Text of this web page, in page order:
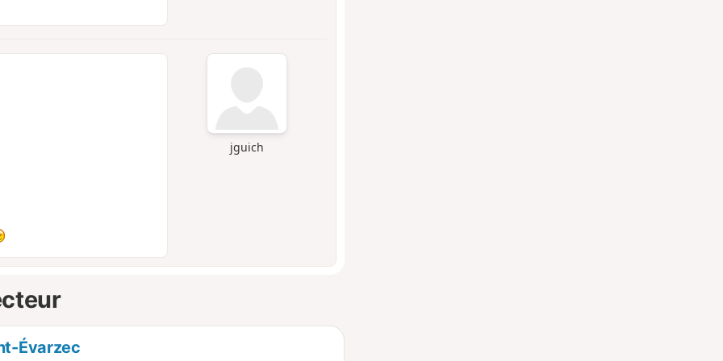
jguich
Évarzec